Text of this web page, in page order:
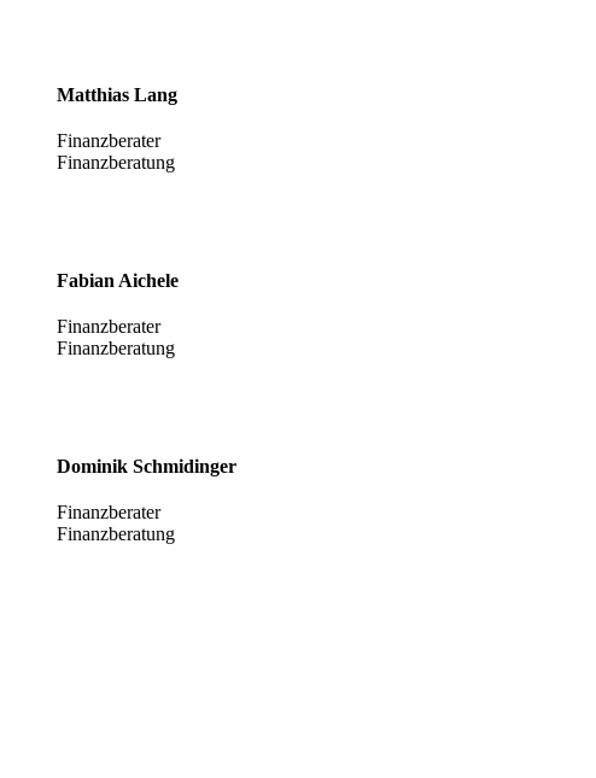
Matthias Lang
Finanzberater
Finanzberatung
Fabian Aichele
Finanzberater
Finanzberatung
Dominik Schmidinger
Finanzberater
Finanzberatung